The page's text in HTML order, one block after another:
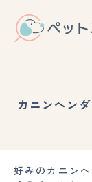
カニンヘン
好みのカニン